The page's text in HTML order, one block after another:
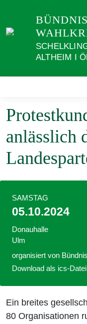
Inhalt
ALTHEIM I
anlässlich
Ein breites
80 Organisationen
SAMSTAG
05.10.2024
Donauhalle
Ulm
organisiert von
Download als ics-Datei